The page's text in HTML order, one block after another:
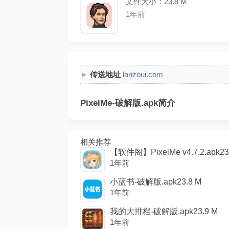
1年前
传送地址 lanzoui.com
PixelMe-破解版.apk简介
相关推荐
【软件阁】PixelMe
1年前
小蓝书-破解版.apk23.8 M
1年前
我的大排档-破解版.apk23.9 M
1年前